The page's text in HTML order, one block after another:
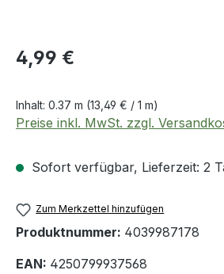
Regulärer Preis:
4,99 €
Inhalt: 0.37 m (13,49 € / 1 m)
Preise inkl. MwSt. zzgl.
Sofort verfügbar, Lieferzeit: 2
Zum Merkzettel hinzufügen
Produktnummer: 4039987178
EAN: 4250799937568